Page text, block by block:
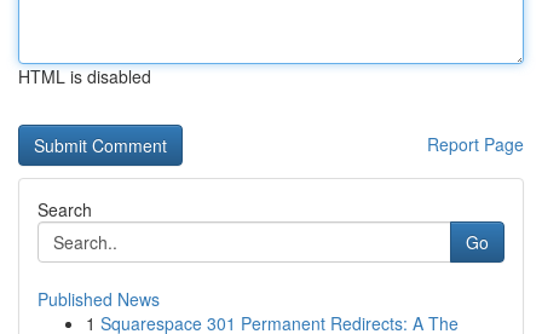
HTML is disabled
Report Page
Search
Go
Published News
1 Squarespace 301 Permanent Redirects: A The